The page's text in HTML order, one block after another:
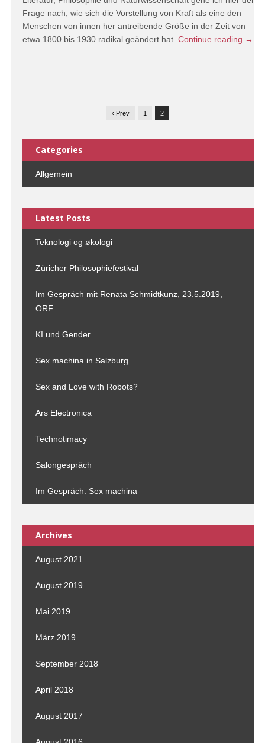
Frage nach, wie sich die Vorstellung von Kraft als eine den
Menschen von innen her antreibende Größe in der Zeit von
etwa 1800 bis 1930 radikal geändert hat.Continue reading →
‹ Prev 1 2
Categories
Allgemein
Latest Posts
Teknologi og økologi
Züricher Philosophiefestival
Im Gespräch mit Renata Schmidtkunz, 23.5.2019,
ORF
KI und Gender
Sex machina in Salzburg
Sex and Love with Robots?
Ars Electronica
Technotimacy
Salongespräch
Im Gespräch: Sex machina
Archives
August 2021
August 2019
Mai 2019
März 2019
September 2018
April 2018
August 2017